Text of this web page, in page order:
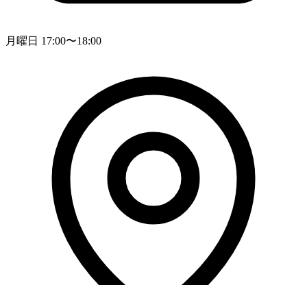
月曜日 17:00〜18:00